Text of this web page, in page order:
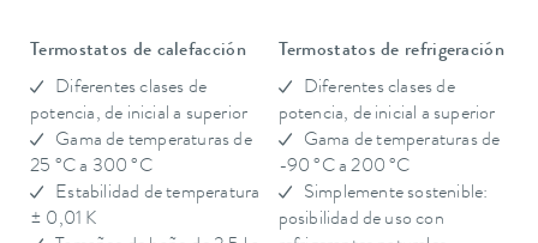
Termostatos de calefacción
Diferentes clases de
potencia, de inicial a superior
Gama de temperaturas de
25 °C a 300 °C
Estabilidad de temperatura
± 0,01 K
Termostatos de refrigeración
Diferentes clases de
potencia, de inicial a superior
Gama de temperaturas de
-90 °C a 200 °C
Simplemente sostenible:
posibilidad de uso con